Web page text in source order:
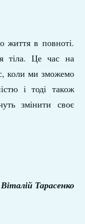
життя в повноті.
тіла. Це час на
коли ми зможемо
і тоді також
змінити своє
Тарасенко